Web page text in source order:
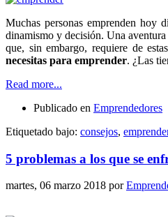
Muchas personas emprenden hoy
dinamismo y decisión. Una
que, sin embargo, requiere de
necesitas para emprender. ¿Las
Read more...
Publicado en Emprendedores
Etiquetado bajo: consejos,
5 problemas a los que se
martes, 06 marzo 2018 por